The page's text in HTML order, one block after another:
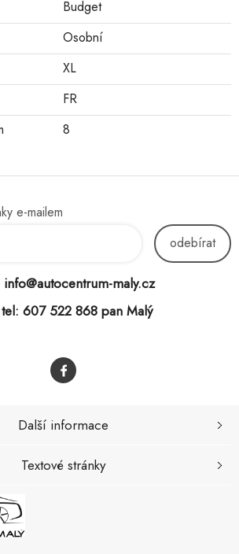
Budget
Osobní
XL
FR
8
e-mailem
odebírat
info@autocentrum-maly.cz
tel: 607 522 868 pan Malý
Další informace
Textové stránky